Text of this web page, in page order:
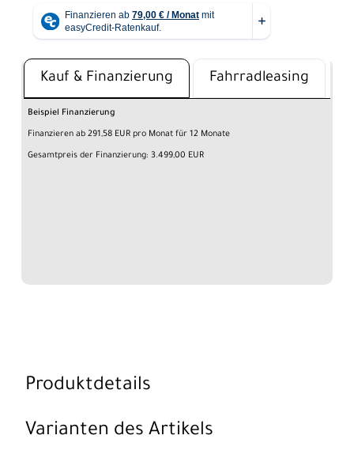
Kauf & Finanzierung Fahrradleasing
Beispiel Finanzierung
Finanzieren ab 291,58 EUR pro Monat für 12 Monate
Gesamtpreis der Finanzierung: 3.499,00 EUR
Produktdetails
Varianten des Artikels